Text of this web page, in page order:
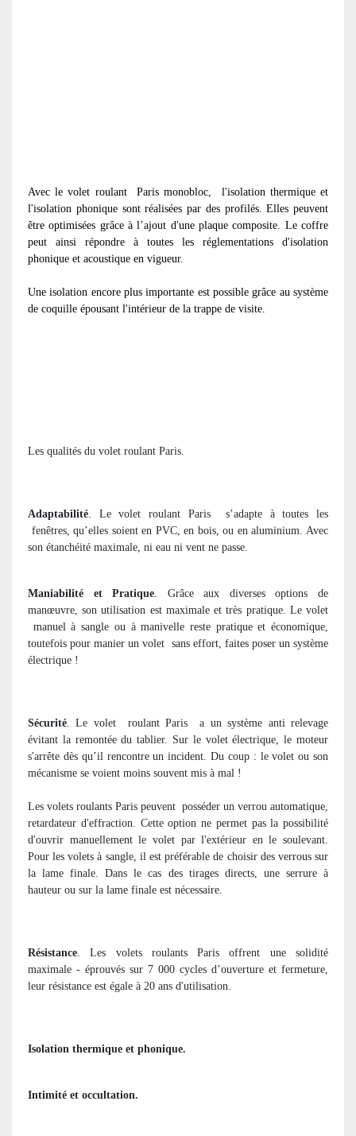
Avec le volet roulant
Paris monobloc, l'isolation thermique et
l'isolation phonique sont réalisées par des profilés. Elles peuvent
être optimisées grâce à l’ajout d'une plaque composite. Le coffre
peut ainsi répondre à toutes les réglementations d'isolation
phonique et acoustique en vigueur.
Une isolation encore plus importante est possible grâce au système
de coquille épousant l'intérieur de la trappe de visite.
Les qualités du volet roulant Paris.
Adaptabilité . Le volet roulant Paris
s’adapte à toutes les
fenêtres, qu’elles soient en PVC, en bois, ou en aluminium. Avec
son étanchéité maximale, ni eau ni vent ne passe.
Maniabilité et Pratique . Grâce aux diverses options de
manœuvre, son utilisation est maximale et très pratique. Le volet
manuel à sangle ou à manivelle reste pratique et économique,
toutefois pour manier un volet sans effort, faites poser un système
électrique !
Sécurité . Le volet roulant Paris
a un système anti relevage
évitant la remontée du tablier. Sur le volet électrique, le moteur
s'arrête dès qu’il rencontre un incident. Du coup : le volet ou son
mécanisme se voient moins souvent mis à mal !
Les volets roulants Paris peuvent posséder un verrou automatique,
retardateur d'effraction. Cette option ne permet pas la possibilité
d'ouvrir manuellement le volet par l'extérieur en le soulevant.
Pour les volets à sangle, il est préférable de choisir des verrous sur
la lame finale. Dans le cas des tirages directs, une serrure à
hauteur ou sur la lame finale est nécessaire.
Résistance . Les volets roulants Paris offrent une solidité
maximale - éprouvés sur 7 000 cycles d’ouverture et fermeture,
leur résistance est égale à 20 ans d'utilisation.
Isolation thermique et phonique.
Intimité et occultation.